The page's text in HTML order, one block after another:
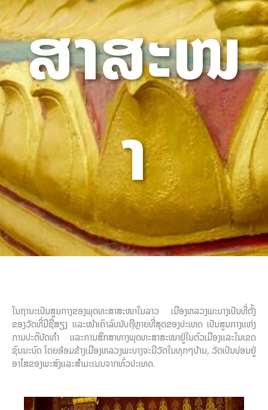
ສາສະໜ
າ
ໃນຖານະເປັນສູນກາງຂອງພຸດທະສາສະໜາໃນລາວ ເມືອງຫລວງພະບາງເປັນທີ່ຕັ້ງ
ຂອງວັດທີ່ມີຊື່ສຽງ ແລະໜ້າເຄົາລົບນັບຖືຫຼາຍທີ່ສຸດຂອງປະເທດ ເປັນສູນກາງແຫ່ງ
ການປະຕິບັດທຳ ແລະການສຶກສາທາງພຸດທະສາສະໜາຢູ່ໃນຕົວເມືອງແລະໃນເຂດ
ຊົນນະບົດ ໂດຍອ້ອມຂ້າງເມືອງຫລວງພະບາງຈະມີວັດໃນທຸກໆບ້ານ, ວັດເປັນບ່ອນຢູ່
ອາໄສຂອງພະສົງແລະສຳມະເນນຈາກທົ່ວປະເທດ.